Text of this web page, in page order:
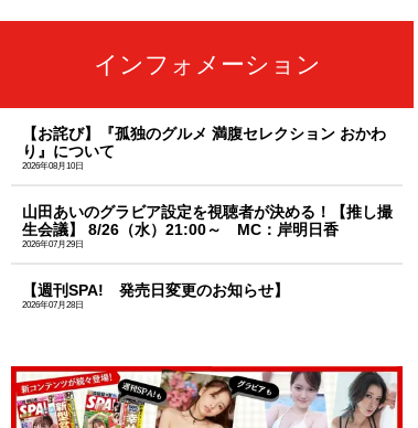
インフォメーション
【お詫び】『孤独のグルメ 満腹セレクション おかわ
り』について
2026年08月10日
山田あいのグラビア設定を視聴者が決める！【推し撮
生会議】 8/26（水）21:00～ MC：岸明日香
2026年07月29日
【週刊SPA! 発売日変更のお知らせ】
2026年07月28日